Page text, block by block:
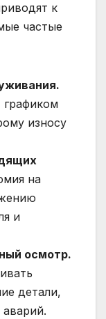
к
частые
графиком
износу
на
и
осмотр.
детали,